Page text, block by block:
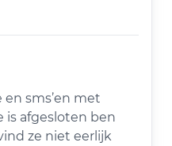
sms’en met
is afgesloten ben
ze niet eerlijk